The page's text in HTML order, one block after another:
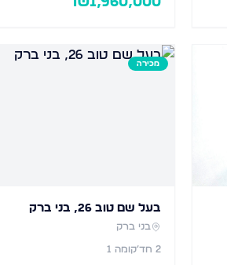
מכירה
בעל שם טוב 26, בני ברק
בני ברק
2 חד׳קומה 1